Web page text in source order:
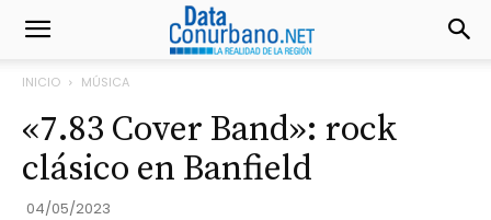
INICIO MÚSICA
«7.83 Cover Band»: rock
clásico en Banfield
04/05/2023